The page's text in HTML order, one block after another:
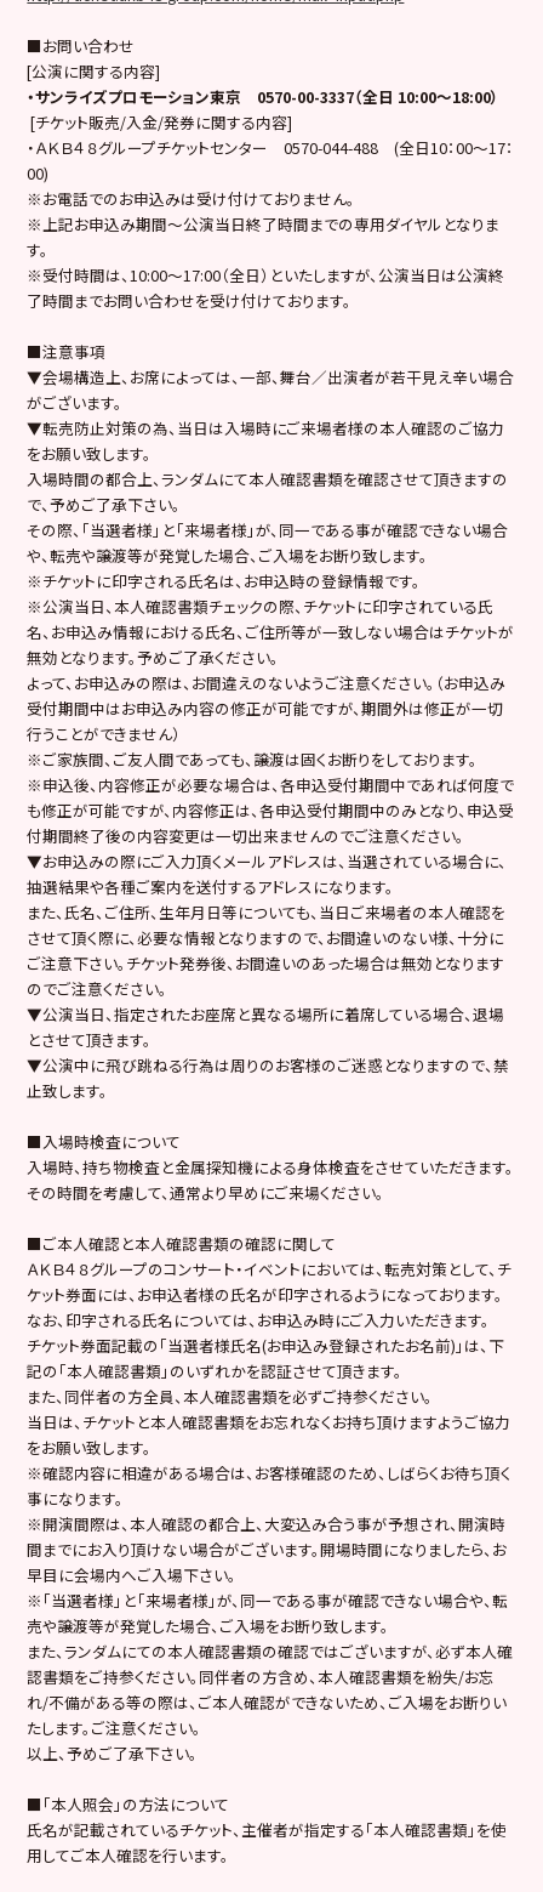
■お問い合わせ
[公演に関する内容]
・サンライズプロモーション東京 0570-00-3337（全日 10:00～18:00）
[チケット販売/入金/発券に関する内容]
・ＡＫＢ４８グループチケットセンター 0570-044-488 (全日10：00～17：
00)
※お電話でのお申込みは受け付けておりません。
※上記お申込み期間～公演当日終了時間までの専用ダイヤルとなりま
す。
※受付時間は、10:00～17:00（全日）といたしますが、公演当日は公演終
了時間までお問い合わせを受け付けております。
■注意事項
▼会場構造上、お席によっては、一部、舞台／出演者が若干見え辛い場合
がございます。
▼転売防止対策の為、当日は入場時にご来場者様の本人確認のご協力
をお願い致します。
入場時間の都合上、ランダムにて本人確認書類を確認させて頂きますの
で、予めご了承下さい。
その際、「当選者様」と「来場者様」が、同一である事が確認できない場合
や、転売や譲渡等が発覚した場合、ご入場をお断り致します。
※チケットに印字される氏名は、お申込時の登録情報です。
※公演当日、本人確認書類チェックの際、チケットに印字されている氏
名、お申込み情報における氏名、ご住所等が一致しない場合はチケットが
無効となります。予めご了承ください。
よって、お申込みの際は、お間違えのないようご注意ください。（お申込み
受付期間中はお申込み内容の修正が可能ですが、期間外は修正が一切
行うことができません）
※ご家族間、ご友人間であっても、譲渡は固くお断りをしております。
※申込後、内容修正が必要な場合は、各申込受付期間中であれば何度で
も修正が可能ですが、内容修正は、各申込受付期間中のみとなり、申込受
付期間終了後の内容変更は一切出来ませんのでご注意ください。
▼お申込みの際にご入力頂くメールアドレスは、当選されている場合に、
抽選結果や各種ご案内を送付するアドレスになります。
また、氏名、ご住所、生年月日等についても、当日ご来場者の本人確認を
させて頂く際に、必要な情報となりますので、お間違いのない様、十分に
ご注意下さい。チケット発券後、お間違いのあった場合は無効となります
のでご注意ください。
▼公演当日、指定されたお座席と異なる場所に着席している場合、退場
とさせて頂きます。
▼公演中に飛び跳ねる行為は周りのお客様のご迷惑となりますので、禁
止致します。
■入場時検査について
入場時、持ち物検査と金属探知機による身体検査をさせていただきます。
その時間を考慮して、通常より早めにご来場ください。
■ご本人確認と本人確認書類の確認に関して
ＡＫＢ４８グループのコンサート・イベントにおいては、転売対策として、チ
ケット券面には、お申込者様の氏名が印字されるようになっております。
なお、印字される氏名については、お申込み時にご入力いただきます。
チケット券面記載の「当選者様氏名(お申込み登録されたお名前)」は、下
記の「本人確認書類」のいずれかを認証させて頂きます。
また、同伴者の方全員、本人確認書類を必ずご持参ください。
当日は、チケットと本人確認書類をお忘れなくお持ち頂けますようご協力
をお願い致します。
※確認内容に相違がある場合は、お客様確認のため、しばらくお待ち頂く
事になります。
※開演間際は、本人確認の都合上、大変込み合う事が予想され、開演時
間までにお入り頂けない場合がございます。開場時間になりましたら、お
早目に会場内へご入場下さい。
※「当選者様」と「来場者様」が、同一である事が確認できない場合や、転
売や譲渡等が発覚した場合、ご入場をお断り致します。
また、ランダムにての本人確認書類の確認ではございますが、必ず本人確
認書類をご持参ください。同伴者の方含め、本人確認書類を紛失/お忘
れ/不備がある等の際は、ご本人確認ができないため、ご入場をお断りい
たします。ご注意ください。
以上、予めご了承下さい。
■「本人照会」の方法について
氏名が記載されているチケット、主催者が指定する「本人確認書類」を使
用してご本人確認を行います。